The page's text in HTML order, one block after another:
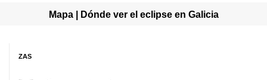
Mapa | Dónde ver el eclipse en Galicia
ZAS